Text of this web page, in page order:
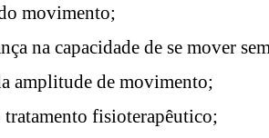
movimento;
na capacidade de se mover
amplitude de movimento;
fisioterapêutico;